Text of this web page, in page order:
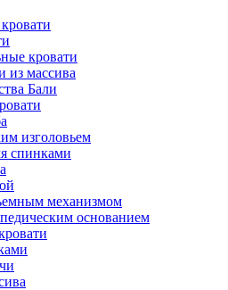
кровати
из массива
Бали
изголовьем
спинками
механизмом
основанием